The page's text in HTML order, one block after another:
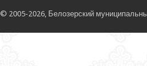
© 2005-2026, Белозерский